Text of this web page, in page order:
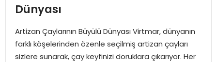
Dünyası
Artizan Çaylarının Büyülü Dünyası Virtmar, dünyanın
farklı köşelerinden özenle seçilmiş artizan çayları
sizlere sunarak, çay keyfinizi doruklara çıkarıyor. Her